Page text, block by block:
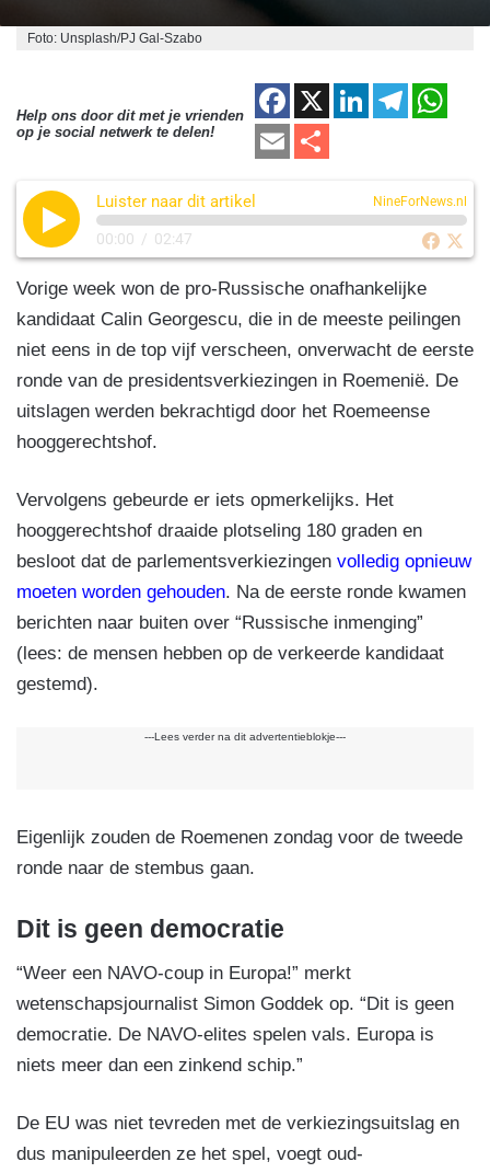
Foto: Unsplash/PJ Gal-Szabo
Help ons door dit met je vrienden
op je social netwerk te delen!
F
a
c
e
o
o
k
X
Li
e
n
T
gr
a
m
s
A
p
E
aile
Luister naar dit artikel NineForNews.nl
00:00 / 02:47
Vorige week won de pro-Russische onafhankelijke
kandidaat Calin Georgescu, die in de meeste peilingen
niet eens in de top vijf verscheen, onverwacht de eerste
ronde van de presidentsverkiezingen in Roemenië. De
uitslagen werden bekrachtigd door het Roemeense
hooggerechtshof.
Vervolgens gebeurde er iets opmerkelijks. Het
hooggerechtshof draaide plotseling 180 graden en
besloot dat de parlementsverkiezingen volledig opnieuw
moeten worden gehouden. Na de eerste ronde kwamen
berichten naar buiten over “Russische inmenging”
(lees: de mensen hebben op de verkeerde kandidaat
gestemd).
---Lees verder na dit advertentieblokje---
Eigenlijk zouden de Roemenen zondag voor de tweede
ronde naar de stembus gaan.
Dit is geen democratie
“Weer een NAVO-coup in Europa!” merkt
wetenschapsjournalist Simon Goddek op. “Dit is geen
democratie. De NAVO-elites spelen vals. Europa is
niets meer dan een zinkend schip.”
De EU was niet tevreden met de verkiezingsuitslag en
dus manipuleerden ze het spel, voegt oud-